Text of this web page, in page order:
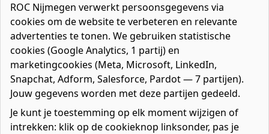
Contact
Over ons
Bedrijven
Favorieten0favorieten
Mijn ROC
Zoeken
ROC Nijmegen verwerkt persoonsgegevens via
cookies om de website te verbeteren en relevante
advertenties te tonen. We gebruiken statistische
cookies (Google Analytics, 1 partij) en
marketingcookies (Meta, Microsoft, LinkedIn,
Snapchat, Adform, Salesforce, Pardot — 7 partijen).
Jouw gegevens worden met deze partijen gedeeld.
Je kunt je toestemming op elk moment wijzigen of
intrekken: klik op de cookieknop linksonder, pas je